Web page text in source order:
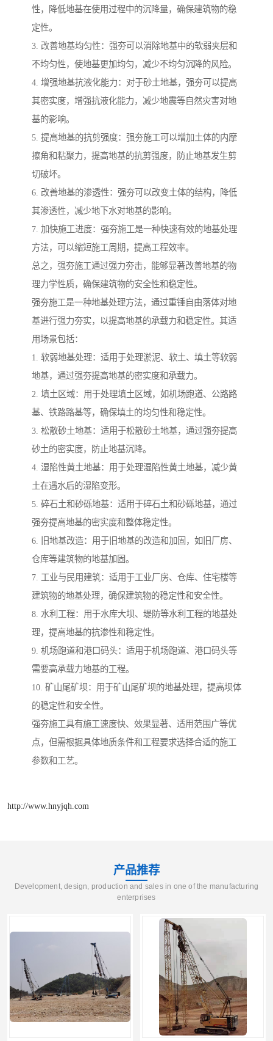
性，降低地基在使用过程中的沉降量，确保建筑物的稳
定性。
3. 改善地基均匀性：强夯可以消除地基中的软弱夹层和
不均匀性，使地基更加均匀，减少不均匀沉降的风险。
4. 增强地基抗液化能力：对于砂土地基，强夯可以提高
其密实度，增强抗液化能力，减少地震等自然灾害对地
基的影响。
5. 提高地基的抗剪强度：强夯施工可以增加土体的内摩
擦角和粘聚力，提高地基的抗剪强度，防止地基发生剪
切破坏。
6. 改善地基的渗透性：强夯可以改变土体的结构，降低
其渗透性，减少地下水对地基的影响。
7. 加快施工进度：强夯施工是一种快速有效的地基处理
方法，可以缩短施工周期，提高工程效率。
总之，强夯施工通过强力夯击，能够显著改善地基的物
理力学性质，确保建筑物的安全性和稳定性。
强夯施工是一种地基处理方法，通过重锤自由落体对地
基进行强力夯实，以提高地基的承载力和稳定性。其适
用场景包括：
1. 软弱地基处理：适用于处理淤泥、软土、填土等软弱
地基，通过强夯提高地基的密实度和承载力。
2. 填土区域：用于处理填土区域，如机场跑道、公路路
基、铁路路基等，确保填土的均匀性和稳定性。
3. 松散砂土地基：适用于松散砂土地基，通过强夯提高
砂土的密实度，防止地基沉降。
4. 湿陷性黄土地基：用于处理湿陷性黄土地基，减少黄
土在遇水后的湿陷变形。
5. 碎石土和砂砾地基：适用于碎石土和砂砾地基，通过
强夯提高地基的密实度和整体稳定性。
6. 旧地基改造：用于旧地基的改造和加固，如旧厂房、
仓库等建筑物的地基加固。
7. 工业与民用建筑：适用于工业厂房、仓库、住宅楼等
建筑物的地基处理，确保建筑物的稳定性和安全性。
8. 水利工程：用于水库大坝、堤防等水利工程的地基处
理，提高地基的抗渗性和稳定性。
9. 机场跑道和港口码头：适用于机场跑道、港口码头等
需要高承载力地基的工程。
10. 矿山尾矿坝：用于矿山尾矿坝的地基处理，提高坝体
的稳定性和安全性。
强夯施工具有施工速度快、效果显著、适用范围广等优
点，但需根据具体地质条件和工程要求选择合适的施工
参数和工艺。
http://www.hnyjqh.com
产品推荐
Development, design, production and sales in one of the manufacturing
enterprises